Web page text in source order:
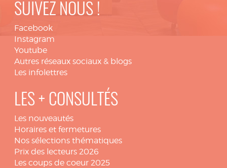
SUIVEZ NOUS !
Facebook
Instagram
Youtube
Autres réseaux sociaux & blogs
Les infolettres
LES + CONSULTÉS
Les nouveautés
Horaires et fermetures
Nos sélections thématiques
Prix des lecteurs 2026
Les coups de coeur 2025